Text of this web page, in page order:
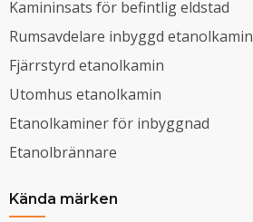
Kamininsats för befintlig eldstad
Rumsavdelare inbyggd etanolkamin
Fjärrstyrd etanolkamin
Utomhus etanolkamin
Etanolkaminer för inbyggnad
Etanolbrännare
Kända märken